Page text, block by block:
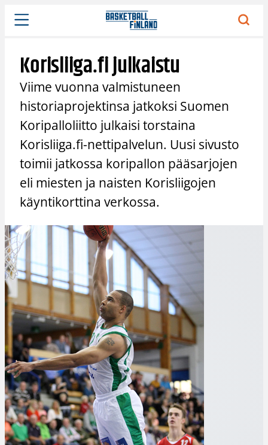
Siirry
sisältöön
Korisliiga.fi julkaistu
Viime vuonna valmistuneen
historiaprojektinsa jatkoksi Suomen
Koripalloliitto julkaisi torstaina
Korisliiga.fi-nettipalvelun. Uusi sivusto
toimii jatkossa koripallon pääsarjojen
eli miesten ja naisten Korisliigojen
käyntikorttina verkossa.